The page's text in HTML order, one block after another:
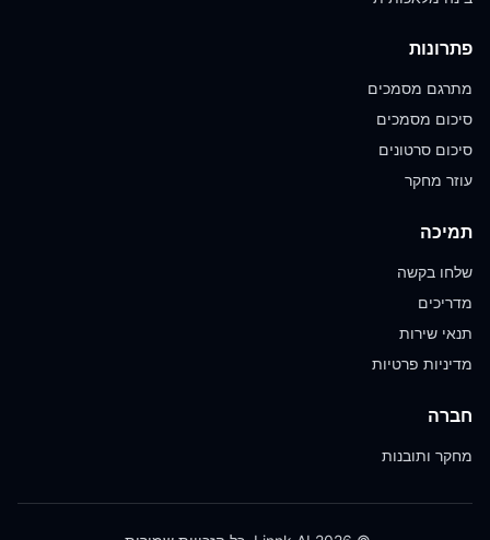
פתרונות
מתרגם מסמכים
סיכום מסמכים
סיכום סרטונים
עוזר מחקר
תמיכה
שלחו בקשה
מדריכים
תנאי שירות
מדיניות פרטיות
חברה
מחקר ותובנות